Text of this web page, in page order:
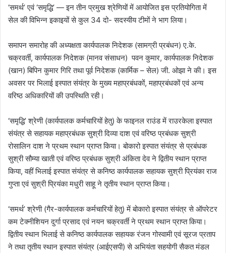
‘समर्थ’ एवं ‘समृद्धि’ — इन तीन प्रमुख श्रेणियों में आयोजित इस प्रतियोगिता में
सेल की विभिन्न इकाइयों से कुल 34 दो- सदस्यीय टीमों ने भाग लिया।
समापन समारोह की अध्यक्षता कार्यपालक निदेशक (सामग्री प्रबंधन) ए.के.
चक्रवर्ती, कार्यपालक निदेशक (मानव संसाधन) पवन कुमार, कार्यपालक निदेशक
(खान) बिपिन कुमार गिरि तथा पूर्व निदेशक (कार्मिक – सेल) जी. ओझा ने की। इस
अवसर पर भिलाई इस्पात संयंत्र के मुख्य महाप्रबंधकों, महाप्रबंधकों एवं अन्य
वरिष्ठ अधिकारियों की उपस्थिति रही।
‘समृद्धि’ श्रेणी (कार्यपालक कर्मचारियों हेतु) के फाइनल राउंड में राउरकेला इस्पात
संयंत्र से सहायक महाप्रबंधक सुश्री दिव्या दाश एवं वरिष्ठ प्रबंधक सुश्री
रोसालिन दाश ने प्रथम स्थान प्राप्त किया। बोकारो इस्पात संयंत्र से प्रबंधक
सुश्री सौम्या खाती एवं वरिष्ठ प्रबंधक सुश्री अंकिता देव ने द्वितीय स्थान प्राप्त
किया, वहीं भिलाई इस्पात संयंत्र से कनिष्ठ कार्यपालक सहायक सुश्री प्रियंका राज
गुप्ता एवं सुश्री प्रियंका मधुरी साहू ने तृतीय स्थान प्राप्त किया।
‘समर्थ’ श्रेणी (गैर-कार्यपालक कर्मचारियों हेतु) में बोकारो इस्पात संयंत्र से ऑपरेटर
कम टेक्नीशियन दुर्गा प्रसाद एवं नयन चक्रवर्ती ने प्रथम स्थान प्राप्त किया।
द्वितीय स्थान भिलाई से कनिष्ठ कार्यपालक सहायक रंजन गोस्वामी एवं सूरज प्रताप
ने तथा तृतीय स्थान इस्पात संयंत्र (आईएसपी) से अभियंता सहयोगी सैकत मंडल